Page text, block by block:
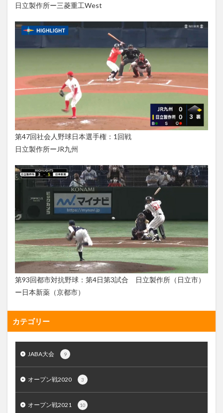
日立製作所ー三菱重工West
第47回社会人野球日本選手権：1回戦
日立製作所ーJR九州
第93回都市対抗野球：第4日第3試合 日立製作所（日立市）
ー日本新薬（京都市）
カテゴリー
JABA大会 9
オープン戦2020 3
オープン戦2021 10